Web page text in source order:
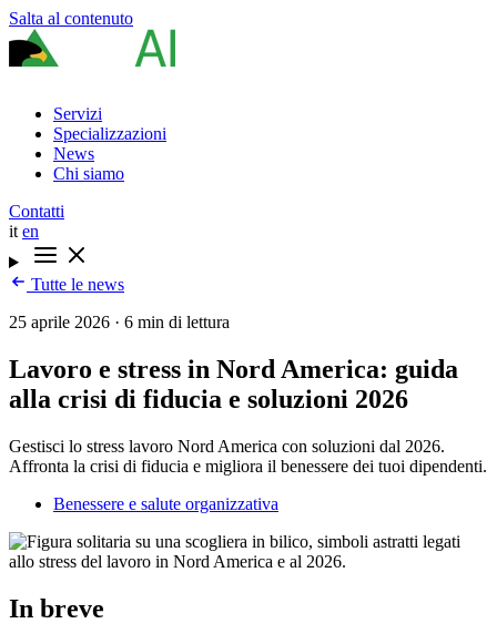
Salta al contenuto
Servizi
Specializzazioni
News
Chi siamo
Contatti
it en
Tutte le news
25 aprile 2026 · 6 min di lettura
Lavoro e stress in Nord America: guida
alla crisi di fiducia e soluzioni 2026
Gestisci lo stress lavoro Nord America con soluzioni dal 2026.
Affronta la crisi di fiducia e migliora il benessere dei tuoi dipendenti.
Benessere e salute organizzativa
In breve